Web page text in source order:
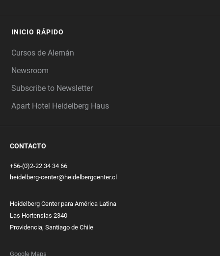
INICIO RÁPIDO
Cursos de Alemán
Newsroom
Subscribe to Newsletter
Apart Hotel Heidelberg Haus
CONTACTO
+56-(0)2-22 34 34 66
heidelberg-center@heidelbergcenter.cl
Heidelberg Center para América Latina
Las Hortensias 2340
Providencia, Santiago de Chile
Google Maps